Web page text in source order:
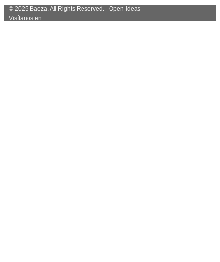
© 2025 Baeza. All Rights Reserved. - Open-ideas
Visítanos en